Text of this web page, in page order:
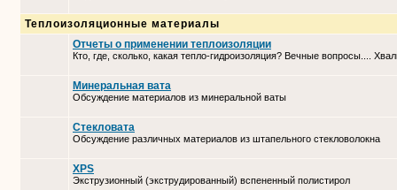
Теплоизоляционные материалы
Отчеты о применении теплоизоляции
Кто, где, сколько, какая тепло-гидроизоляция? Вечные вопросы....
Минеральная вата
Обсуждение материалов из минеральной ваты
Стекловата
Обсуждение различных материалов из штапельного стекловолокна
XPS
Экструзионный (экструдированный) вспененный полистирол